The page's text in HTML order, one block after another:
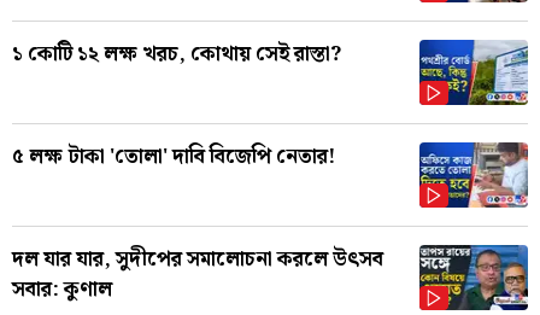
১ কোটি ১২ লক্ষ খরচ, কোথায় সেই রাস্তা?
৫ লক্ষ টাকা 'তোলা' দাবি বিজেপি নেতার!
দল যার যার, সুদীপের সমালোচনা করলে উৎসব
সবার: কুণাল